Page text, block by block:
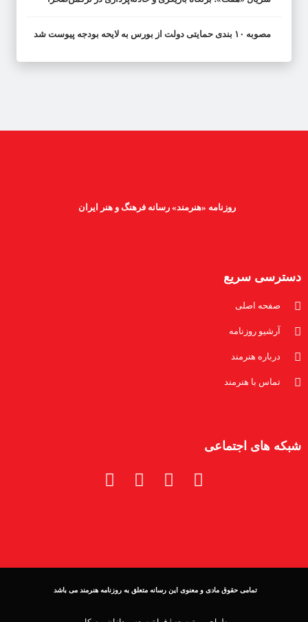
مصوبه ۱۰ بندی حمایتی دولت از بورس به لایحه بودجه پیوست شد
روزنامه «هنرمند» رسانه فرهنگ و هنر ایران
دسترسی سریع
صفحه اصلی
آرشیو روزنامه
درباره هنرمند
تماس با هنرمند
شبکه های اجتماعی
تمامی حقوق مادی و معنوی این رسانه متعلق به روزنامه هنرمند می باشد